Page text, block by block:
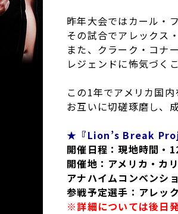
昨年大会ではカール・
その試合でアレックス
また、クラーク・コナ
レジェンドに怖気づく
この1年でアメリカ国
お互いに切磋琢磨し、
★『Lion’s Break
開催日程：現地時間・
開催地：アメリカ・カ
アナハイムコンベンシ
参戦予定選手：アレッ
※詳細については後日発